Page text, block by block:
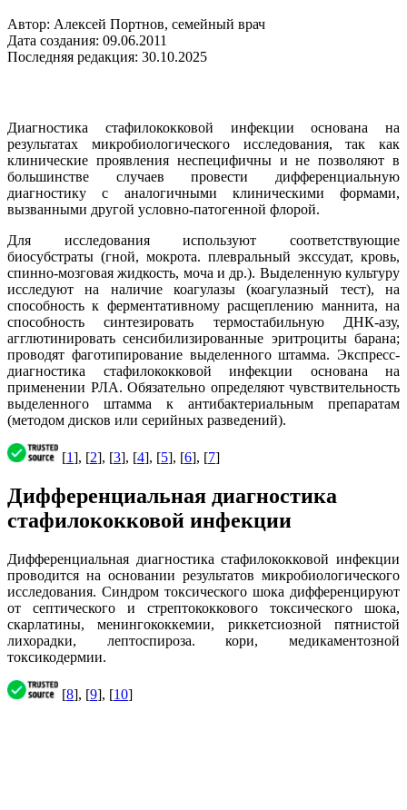
Автор: Алексей Портнов, семейный врач
Дата создания: 09.06.2011
Последняя редакция: 30.10.2025
Диагностика стафилококковой инфекции основана на
результатах микробиологического исследования, так как
клинические проявления неспецифичны и не позволяют в
большинстве случаев провести дифференциальную
диагностику с аналогичными клиническими формами,
вызванными другой условно-патогенной флорой.
Для исследования используют соответствующие
биосубстраты (гной, мокрота. плевральный экссудат, кровь,
спинно-мозговая жидкость, моча и др.). Выделенную культуру
исследуют на наличие коагулазы (коагулазный тест), на
способность к ферментативному расщеплению маннита, на
способность синтезировать термостабильную ДНК-азу,
агглютинировать сенсибилизированные эритроциты барана;
проводят фаготипирование выделенного штамма. Экспресс-
диагностика стафилококковой инфекции основана на
применении РЛА. Обязательно определяют чувствительность
выделенного штамма к антибактериальным препаратам
(методом дисков или серийных разведений).
[1], [2], [3], [4], [5], [6], [7]
Дифференциальная диагностика
стафилококковой инфекции
Дифференциальная диагностика стафилококковой инфекции
проводится на основании результатов микробиологического
исследования. Синдром токсического шока дифференцируют
от септического и стрептококкового токсического шока,
скарлатины, менингококкемии, риккетсиозной пятнистой
лихорадки, лептоспироза. кори, медикаментозной
токсикодермии.
[8], [9], [10]